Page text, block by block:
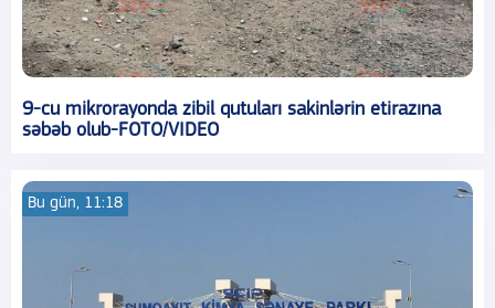
9-cu mikrorayonda zibil qutuları sakinlərin etirazına
səbəb olub-FOTO/VIDEO
Bu gün, 11:18